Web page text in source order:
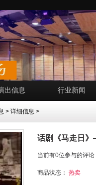
出信息 行业新闻
> 详细信息 >
话剧《马走日
当前有0位参与的评论
商品状态： 热卖